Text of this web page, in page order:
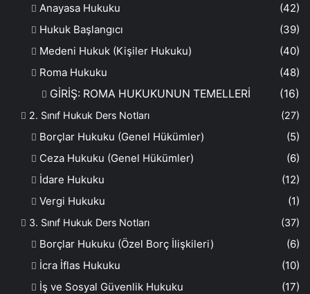
Anayasa Hukuku
(42)
Hukuk Başlangıcı
(39)
Medeni Hukuk (Kişiler Hukuku)
(40)
Roma Hukuku
(48)
GİRİŞ: ROMA HUKUKUNUN TEMELLERİ
(16)
2. Sınıf Hukuk Ders Notları (27)
Borçlar Hukuku (Genel Hükümler)
(5)
Ceza Hukuku (Genel Hükümler)
(6)
İdare Hukuku
(12)
Vergi Hukuku
(1)
3. Sınıf Hukuk Ders Notları (37)
Borçlar Hukuku (Özel Borç İlişkileri)
(6)
İcra İflas Hukuku
(10)
İş ve Sosyal Güvenlik Hukuku
(17)